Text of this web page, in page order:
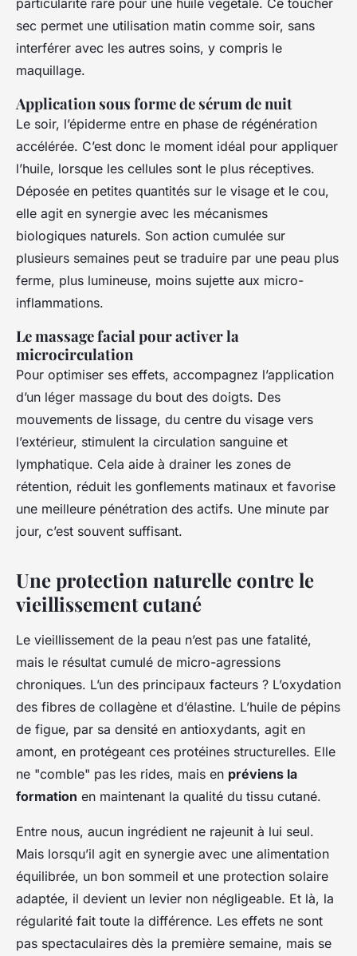
particularité rare pour une huile végétale. Ce toucher
sec permet une utilisation matin comme soir, sans
interférer avec les autres soins, y compris le
maquillage.
Application sous forme de sérum de nuit
Le soir, l’épiderme entre en phase de régénération
accélérée. C’est donc le moment idéal pour appliquer
l’huile, lorsque les cellules sont le plus réceptives.
Déposée en petites quantités sur le visage et le cou,
elle agit en synergie avec les mécanismes
biologiques naturels. Son action cumulée sur
plusieurs semaines peut se traduire par une peau plus
ferme, plus lumineuse, moins sujette aux micro-
inflammations.
Le massage facial pour activer la
microcirculation
Pour optimiser ses effets, accompagnez l’application
d’un léger massage du bout des doigts. Des
mouvements de lissage, du centre du visage vers
l’extérieur, stimulent la circulation sanguine et
lymphatique. Cela aide à drainer les zones de
rétention, réduit les gonflements matinaux et favorise
une meilleure pénétration des actifs. Une minute par
jour, c’est souvent suffisant.
Une protection naturelle contre le
vieillissement cutané
Le vieillissement de la peau n’est pas une fatalité,
mais le résultat cumulé de micro-agressions
chroniques. L’un des principaux facteurs ? L’oxydation
des fibres de collagène et d’élastine. L’huile de pépins
de figue, par sa densité en antioxydants, agit en
amont, en protégeant ces protéines structurelles. Elle
ne "comble" pas les rides, mais en préviens la
formation en maintenant la qualité du tissu cutané.
Entre nous, aucun ingrédient ne rajeunit à lui seul.
Mais lorsqu’il agit en synergie avec une alimentation
équilibrée, un bon sommeil et une protection solaire
adaptée, il devient un levier non négligeable. Et là, la
régularité fait toute la différence. Les effets ne sont
pas spectaculaires dès la première semaine, mais se